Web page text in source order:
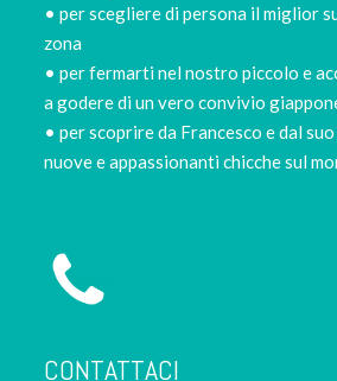
• per scegliere di persona il miglior
zona
• per fermarti nel nostro piccolo e
a godere di un vero convivio
• per scoprire da Francesco e dal
nuove e appassionanti chicche sul
CONTATTACI